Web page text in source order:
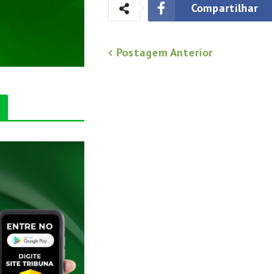
Compartilhar
Postagem Anterior